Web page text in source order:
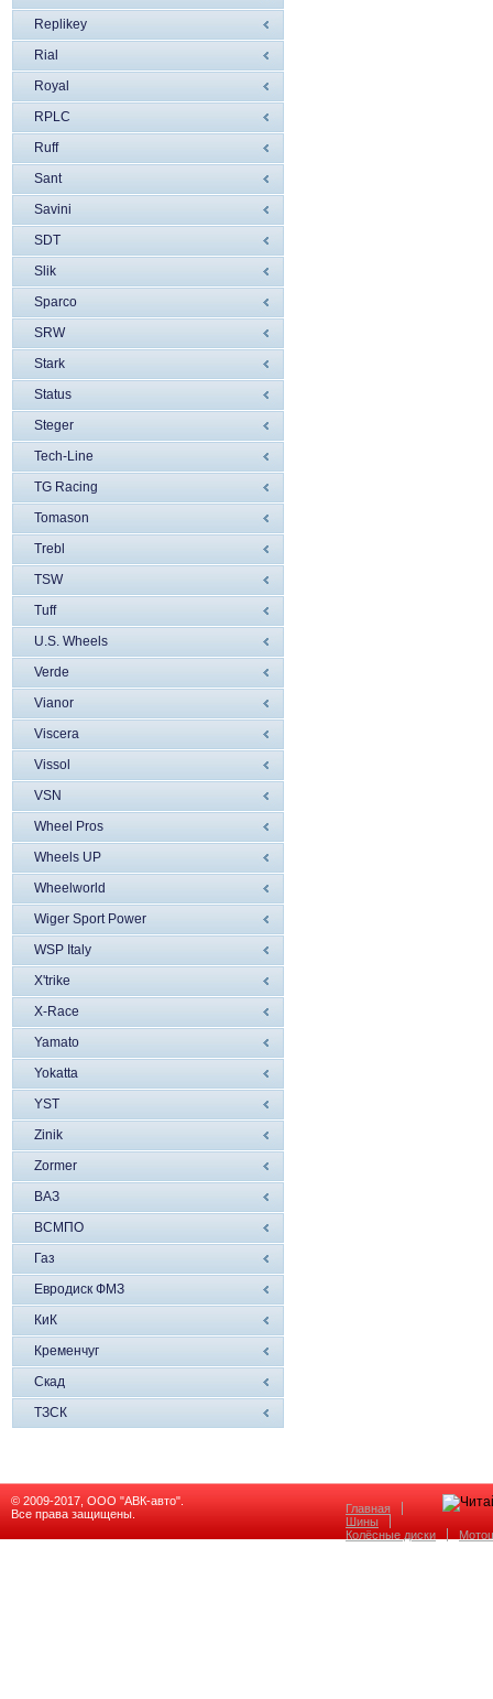
Replikey
Rial
Royal
RPLC
Ruff
Sant
Savini
SDT
Slik
Sparco
SRW
Stark
Status
Steger
Tech-Line
TG Racing
Tomason
Trebl
TSW
Tuff
U.S. Wheels
Verde
Vianor
Viscera
Vissol
VSN
Wheel Pros
Wheels UP
Wheelworld
Wiger Sport Power
WSP Italy
X'trike
X-Race
Yamato
Yokatta
YST
Zinik
Zormer
ВАЗ
ВСМПО
Газ
Евродиск ФМЗ
КиК
Кременчуг
Скад
ТЗСК
© 2009-2017, ООО "АВК-авто".
Все права защищены.
Главная
Шины
Колёсные диски